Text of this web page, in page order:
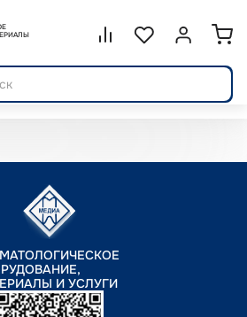
Сравнение.
СписокВойти или
И УСЛУГИ